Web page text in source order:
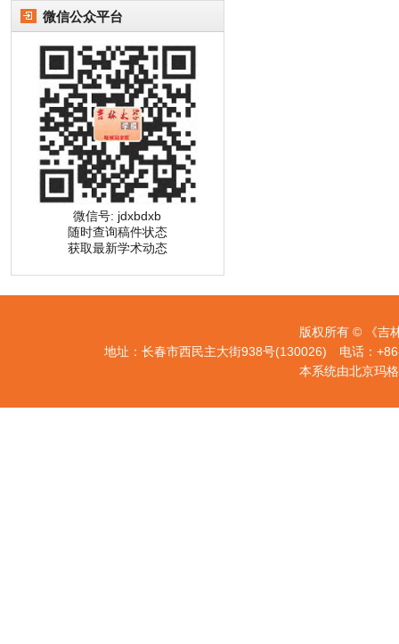
微信公众平台
微信号: jdxbdxb
随时查询稿件状态
获取最新学术动态
版权所有 © 《吉
地址：长春市西民主大街938号(130026) 电话：
本系统由北京玛